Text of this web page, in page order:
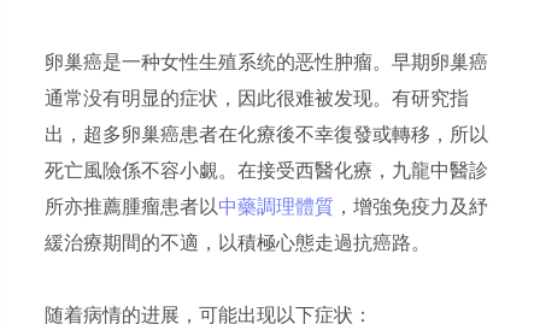
卵巢癌是一种女性生殖系统的恶性肿瘤。早期卵巢癌
通常没有明显的症状，因此很难被发现。有研究指
出，超多卵巢癌患者在化療後不幸復發或轉移，所以
死亡風險係不容小覷。在接受西醫化療，九龍中醫診
所亦推薦腫瘤患者以中藥調理體質 ，增強免疫力及紓
緩治療期間的不適，以積極心態走過抗癌路。
随着病情的进展，可能出现以下症状：